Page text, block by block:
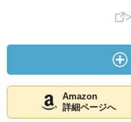
Amazon
詳細ページへ